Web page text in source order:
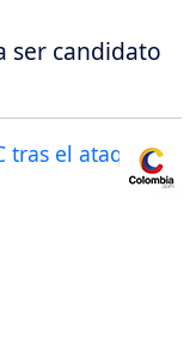
ser candidato